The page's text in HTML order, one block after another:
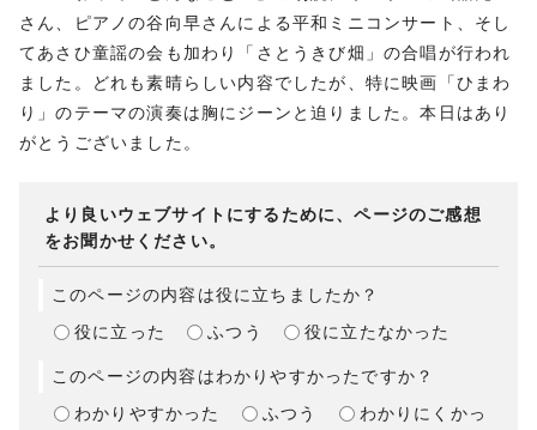
さん、ピアノの谷向早さんによる平和ミニコンサート、そし
てあさひ童謡の会も加わり「さとうきび畑」の合唱が行われ
ました。どれも素晴らしい内容でしたが、特に映画「ひまわ
り」のテーマの演奏は胸にジーンと迫りました。本日はあり
がとうございました。
より良いウェブサイトにするために、ページのご感想
をお聞かせください。
このページの内容は役に立ちましたか？
役に立った
ふつう 役に立たなかった
このページの内容はわかりやすかったですか？
わかりやすかった
ふつう
わかりにくかっ